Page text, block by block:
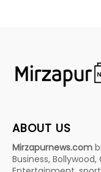
ABOUT US
Mirzapurnews.com
Business,